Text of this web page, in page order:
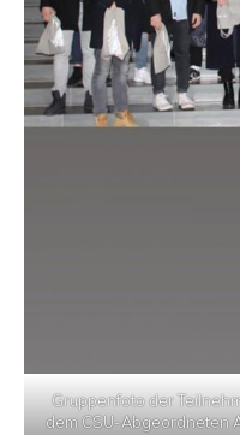
Gruppenfoto der
dem CSU-Abgeordneten